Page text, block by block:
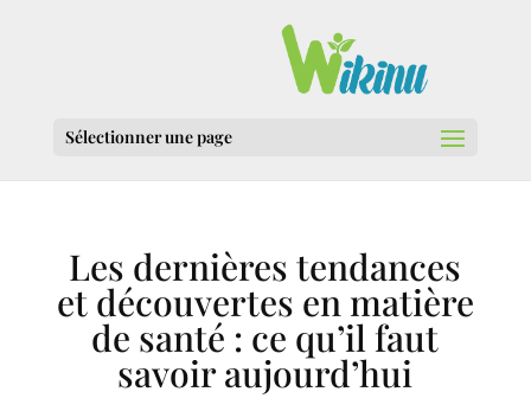
Sélectionner une page
Les dernières tendances
et découvertes en matière
de santé : ce qu’il faut
savoir aujourd’hui